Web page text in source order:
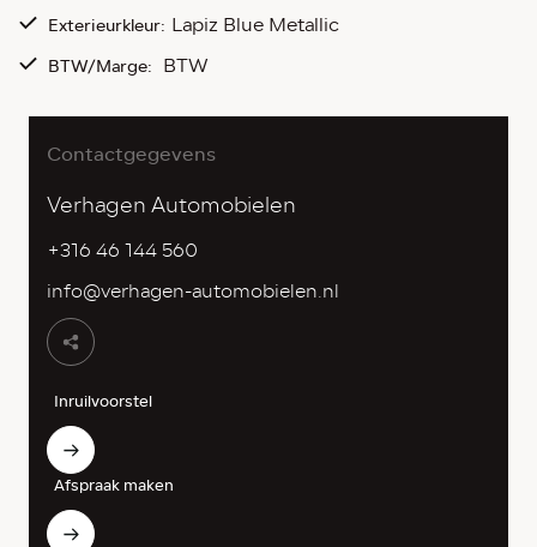
Exterieurkleur: Lapiz Blue Metallic
BTW/Marge: BTW
Contactgegevens
Verhagen Automobielen
+316 46 144 560
info@verhagen-automobielen.nl
Inruilvoorstel
Afspraak maken